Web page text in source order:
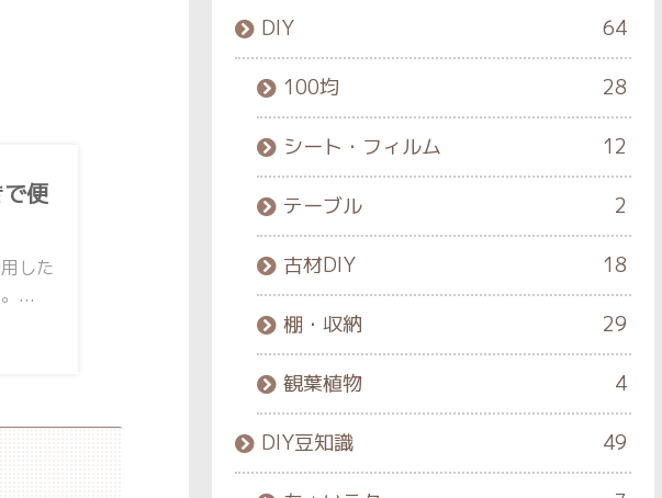
便
した
...
DIY 64
100均 28
シート・フィルム 12
テーブル 2
古材DIY 18
棚・収納 29
観葉植物 4
DIY豆知識 49